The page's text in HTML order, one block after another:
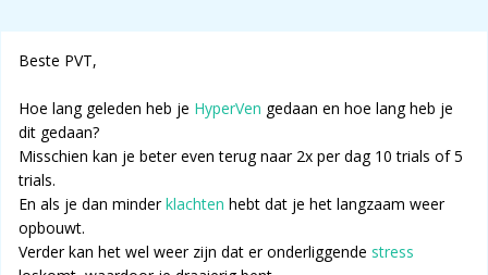
Beste PVT,
Hoe lang geleden heb je HyperVen gedaan en hoe lang heb je
dit gedaan?
Misschien kan je beter even terug naar 2x per dag 10 trials of 5
trials.
En als je dan minderklachten hebt dat je het langzaam weer
opbouwt.
Verder kan het wel weer zijn dat er onderliggende stress